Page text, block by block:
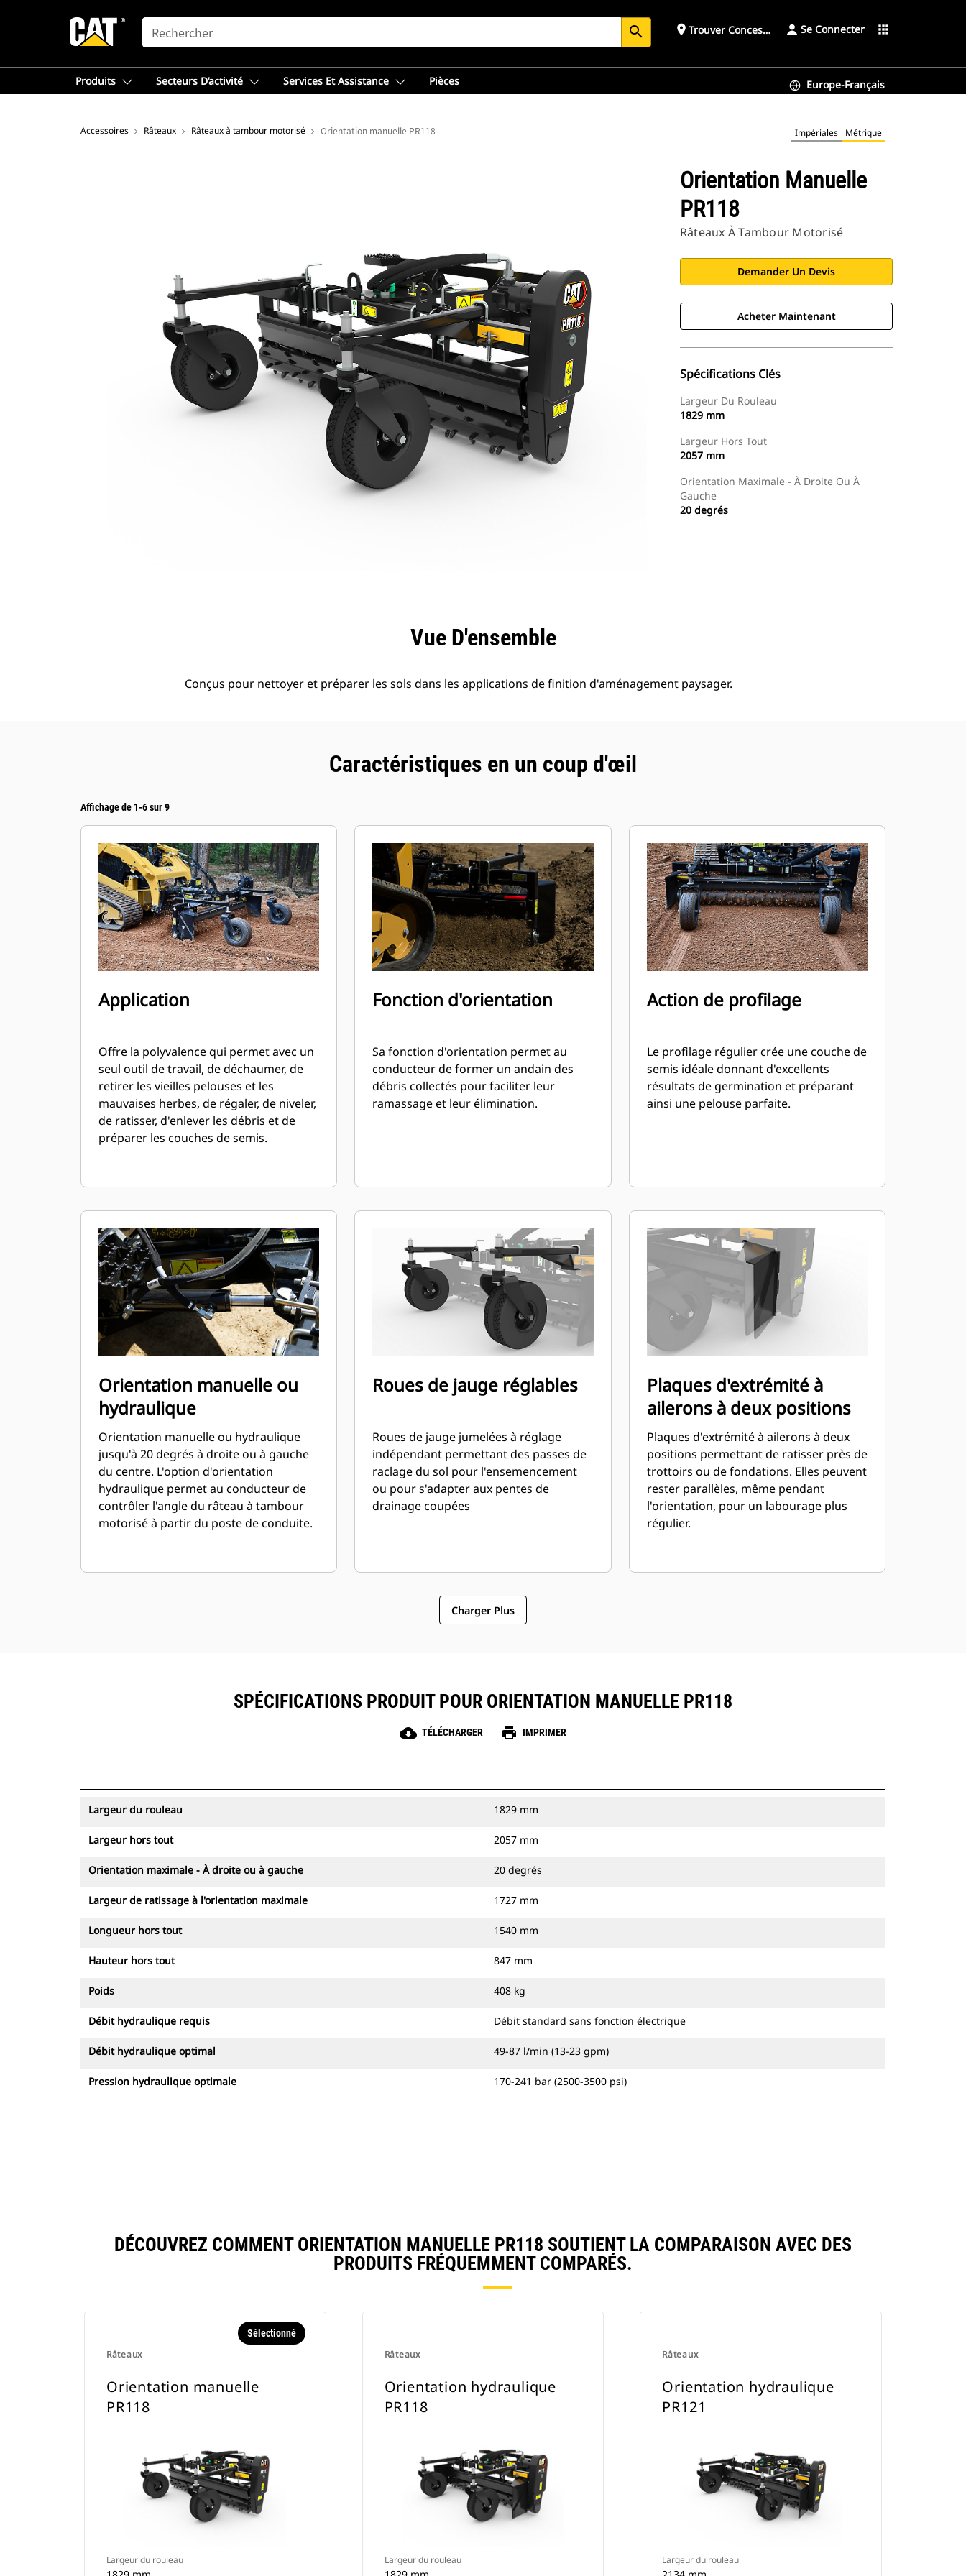
SEARCH search place Trouver ConcessionnaireSe Connecter apps
Produits Secteurs D’activité Services Et Assistance Pièces Europe-Français
Accessoires Râteaux Râteaux à tambour motorisé Orientation manuelle PR118 Impériales Métrique
Orientation Manuelle
PR118
Râteaux À Tambour Motorisé
Demander Un Devis
Acheter Maintenant
Spécifications Clés
Largeur Du Rouleau
1829 mm
Largeur Hors Tout
2057 mm
Orientation Maximale - À Droite Ou À
Gauche
20 degrés
Vue D'ensemble
Conçus pour nettoyer et préparer les sols dans les applications de finition d'aménagement paysager.
Caractéristiques en un coup d'œil
Affichage de 1-6 sur 9
Application
Offre la polyvalence qui permet avec un
seul outil de travail, de déchaumer, de
retirer les vieilles pelouses et les
mauvaises herbes, de régaler, de niveler,
de ratisser, d'enlever les débris et de
préparer les couches de semis.
Fonction d'orientation
Sa fonction d'orientation permet au
conducteur de former un andain des
débris collectés pour faciliter leur
ramassage et leur élimination.
Action de profilage
Le profilage régulier crée une couche de
semis idéale donnant d'excellents
résultats de germination et préparant
ainsi une pelouse parfaite.
Orientation manuelle ou
hydraulique
Orientation manuelle ou hydraulique
jusqu'à 20 degrés à droite ou à gauche
du centre. L'option d'orientation
hydraulique permet au conducteur de
contrôler l'angle du râteau à tambour
motorisé à partir du poste de conduite.
Roues de jauge réglables
Roues de jauge jumelées à réglage
indépendant permettant des passes de
raclage du sol pour l'ensemencement
ou pour s'adapter aux pentes de
drainage coupées
Plaques d'extrémité à
ailerons à deux positions
Plaques d'extrémité à ailerons à deux
positions permettant de ratisser près de
trottoirs ou de fondations. Elles peuvent
rester parallèles, même pendant
l'orientation, pour un labourage plus
régulier.
Charger Plus
SPÉCIFICATIONS PRODUIT POUR ORIENTATION MANUELLE PR118
cloud_download TÉLÉCHARGER print IMPRIMER
Largeur du rouleau 1829 mm
Largeur hors tout 2057 mm
Orientation maximale - À droite ou à gauche 20 degrés
Largeur de ratissage à l'orientation maximale 1727 mm
Longueur hors tout 1540 mm
Hauteur hors tout 847 mm
Poids 408 kg
Débit hydraulique requis Débit standard sans fonction électrique
Débit hydraulique optimal 49-87 l/min (13-23 gpm)
Pression hydraulique optimale 170-241 bar (2500-3500 psi)
DÉCOUVREZ COMMENT ORIENTATION MANUELLE PR118 SOUTIENT LA COMPARAISON AVEC DES
PRODUITS FRÉQUEMMENT COMPARÉS.
Râteaux
Sélectionné
Orientation manuelle
PR118
Largeur du rouleau
Râteaux
Orientation hydraulique
PR118
Largeur du rouleau
Râteaux
Orientation hydraulique
PR121
Largeur du rouleau